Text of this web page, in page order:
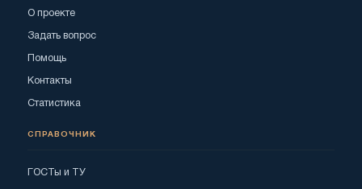
О проекте
Задать вопрос
Помощь
Контакты
Статистика
СПРАВОЧНИК
ГОСТы и ТУ